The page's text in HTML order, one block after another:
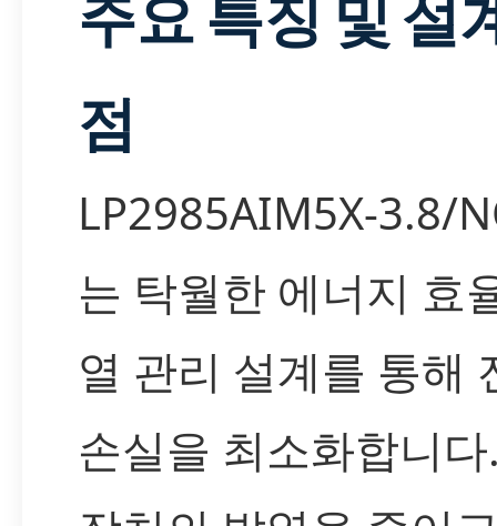
주요 특징 및 설
점
LP2985AIM5X-3.8/
는 탁월한 에너지 효
열 관리 설계를 통해
손실을 최소화합니